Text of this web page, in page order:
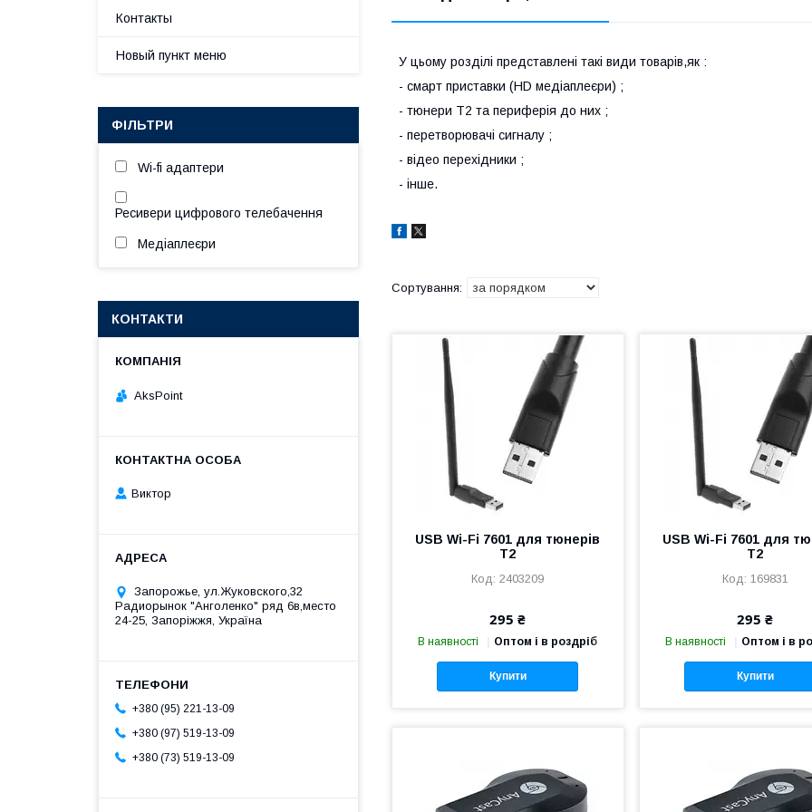
У цьому розділі представлені такі види товарів,як :
- смарт приставки (HD медіаплеєри) ;
- тюнери Т2 та периферія до них ;
- перетворювачі сигналу ;
- відео перехідники ;
- інше.
USB Wi-Fi 7601 для тюнерів
T2
2403209
295 ₴
В наявності Оптом і в роздріб
Купити
USB Wi-Fi 7601 для
T2
169831
295 ₴
В наявності Оптом і в
Купити
Контакты
Новый пункт меню
ФІЛЬТРИ
Wi-fi адаптери
Ресивери цифрового телебачення
Медіаплеєри
КОНТАКТИ
AksPoint
Виктор
Запорожье, ул.Жуковского,32
Радиорынок "Анголенко" ряд 6в,место
24-25, Запоріжжя, Україна
+380 (95) 221-13-09
+380 (97) 519-13-09
+380 (73) 519-13-09